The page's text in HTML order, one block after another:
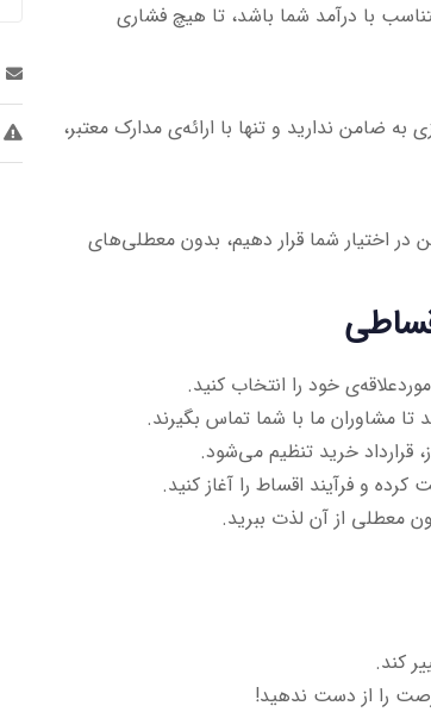
با درآمد شما باشد، تا هیچ فشاری
ضامن ندارید و تنها با ارائه‌ی مدارک معتبر،
در اختیار شما قرار دهیم، بدون معطلی‌های
خود را انتخاب کنید.
مشاوران ما با شما تماس بگیرند.
قرارداد خرید تنظیم می‌شود.
کرده و فرآیند اقساط را آغاز کنید.
معطلی از آن لذت ببرید.
کند.
را از دست ندهید!